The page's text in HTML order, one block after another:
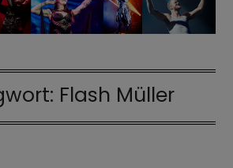
Flash Müller